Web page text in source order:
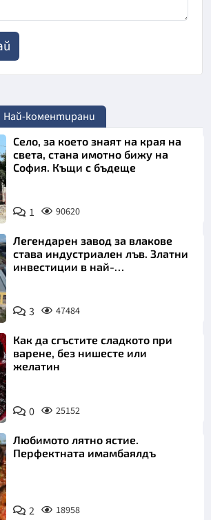
Най-коментирани
Село, за което знаят на края на
света, стана имотно бижу на
София. Къщи с бъдеще
1 90620
Легендарен завод за влакове
става индустриален лъв. Златни
инвестиции в най-
3 47484
Как да сгъстите сладкото при
варене, без нишесте или
желатин
0 25152
Любимото лятно ястие.
Перфектната имамбаялдъ
2 18958